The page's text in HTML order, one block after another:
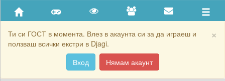
×
Ти си ГОСТ в момента. Влез в акаунта си за да играеш и
ползваш всички екстри в Djagi.
Вход
Нямам акаунт
Приятели
Хронология на игри